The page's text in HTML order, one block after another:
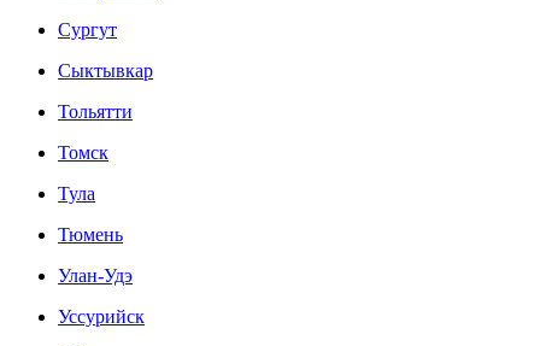
Сургут
Сыктывкар
Тольятти
Томск
Тула
Тюмень
Улан-Удэ
Уссурийск